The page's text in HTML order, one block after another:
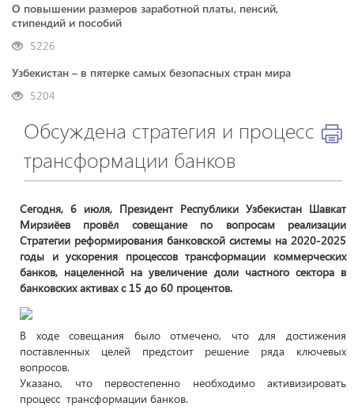
О повышении размеров заработной платы, пенсий,
стипендий и пособий
5226
Узбекистан – в пятерке самых безопасных стран мира
5204
Обсуждена стратегия и процесс
трансформации банков
Сегодня, 6 июля, Президент Республики Узбекистан Шавкат
Мирзиёев провёл совещание по вопросам реализации
Стратегии реформирования банковской системы на 2020-2025
годы и ускорения процессов трансформации коммерческих
банков, нацеленной на увеличение доли частного сектора в
банковских активах с 15 до 60 процентов.
В ходе совещания было отмечено, что для достижения
поставленных целей предстоит решение ряда ключевых
вопросов.
Указано, что первостепенно необходимо активизировать
процесс трансформации банков.